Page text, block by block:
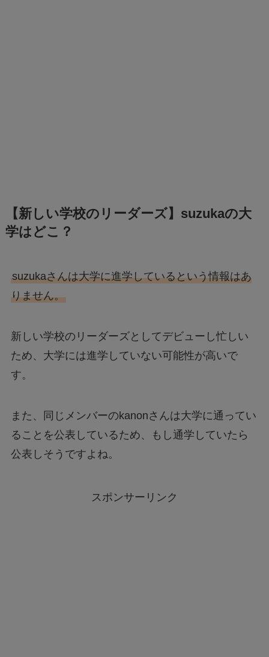
【新しい学校のリーダーズ】suzukaの大
学はどこ？
suzukaさんは大学に進学しているという情報はあ
りません。
新しい学校のリーダーズとしてデビューし忙しい
ため、大学には進学していない可能性が高いで
す。
また、同じメンバーのkanonさんは大学に通ってい
ることを公表しているため、もし通学していたら
公表しそうですよね。
スポンサーリンク